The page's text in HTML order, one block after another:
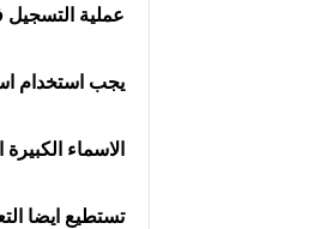
عملية التسجيل
يجب استخدام
الاسماء
تستطيع ايضا